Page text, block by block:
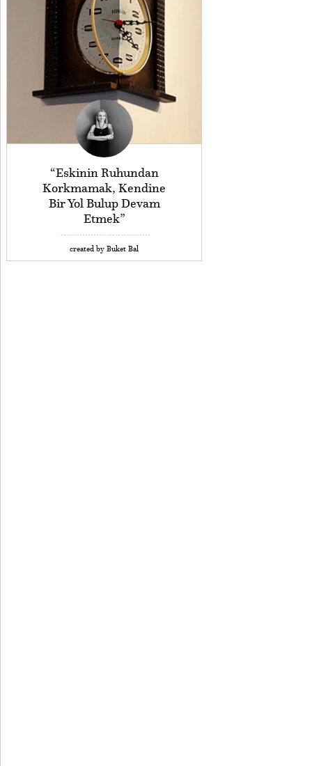
“Eskinin Ruhundan
Korkmamak, Kendine
Bir Yol Bulup Devam
Etmek”
created by Buket Bal